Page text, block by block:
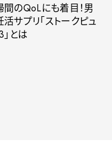
間のQoLにも着目！男
サプリ「ストークピュ
」とは